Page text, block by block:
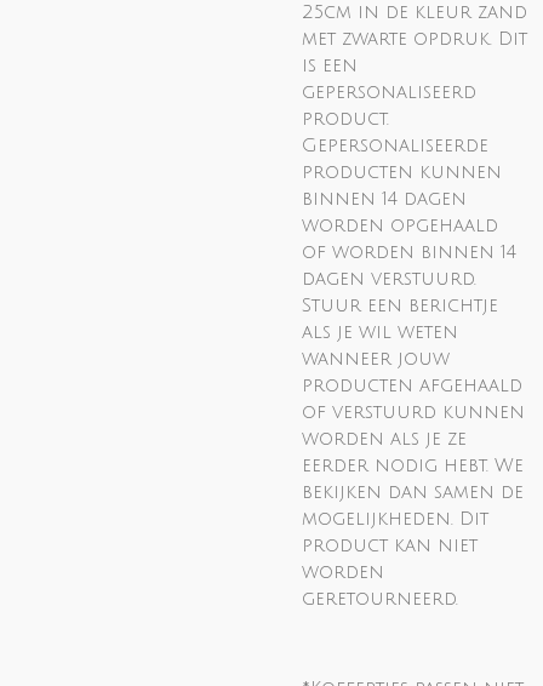
25cm in de kleur zand
met zwarte opdruk. Dit
is een
gepersonaliseerd
product.
Gepersonaliseerde
producten kunnen
binnen 14 dagen
worden opgehaald
of worden binnen 14
dagen verstuurd.
Stuur een berichtje
als je wil weten
wanneer jouw
producten afgehaald
of verstuurd kunnen
worden als je ze
eerder nodig hebt. We
bekijken dan samen de
mogelijkheden. Dit
product kan niet
worden
geretourneerd.